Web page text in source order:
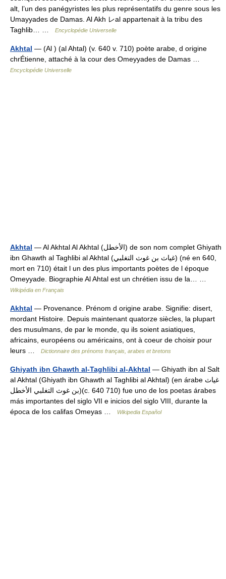
alt, l’un des panégyristes les plus représentatifs du genre sous les
Umayyades de Damas. Al Akh レal appartenait à la tribu des
Taghlib… …
Encyclopédie Universelle
Akhtal — (Al ) (al Ahtal) (v. 640 v. 710) poète arabe, d origine
chrÉtienne, attaché à la cour des Omeyyades de Damas …
Encyclopédie Universelle
Akhtal — Al Akhtal Al Akhtal (الأخطل) de son nom complet Ghiyath
ibn Ghawth al Taghlibi al Akhtal (غياث بن غوث التغلبي) (né en 640,
mort en 710) était l un des plus importants poètes de l époque
Omeyyade. Biographie Al Ahtal est un chrétien issu de la… …
Wikipédia en Français
Akhtal — Provenance. Prénom d origine arabe. Signifie: disert,
mordant Histoire. Depuis maintenant quatorze siècles, la plupart
des musulmans, de par le monde, qu ils soient asiatiques,
africains, européens ou américains, ont à coeur de choisir pour
leurs …
Dictionnaire des prénoms français, arabes et bretons
Ghiyath ibn Ghawth al-Taghlibi al-Akhtal — Ghiyath ibn al Salt
al Akhtal (Ghiyath ibn Ghawth al Taghlibi al Akhtal) (en árabe غياث
بن غوث التغلبي الأخطل)(c. 640 710) fue uno de los poetas árabes
más importantes del siglo VII e inicios del siglo VIII, durante la
época de los califas Omeyas …
Wikipedia Español